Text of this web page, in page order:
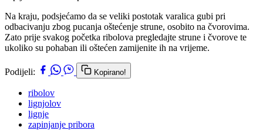
Na kraju, podsjećamo da se veliki postotak varalica gubi pri
odbacivanju zbog pucanja oštećenje strune, osobito na čvorovima.
Zato prije svakog početka ribolova pregledajte strune i čvorove te
ukoliko su pohaban ili oštećen zamijenite ih na vrijeme.
Podijeli: Kopirano!
ribolov
lignjolov
lignje
zapinjanje pribora